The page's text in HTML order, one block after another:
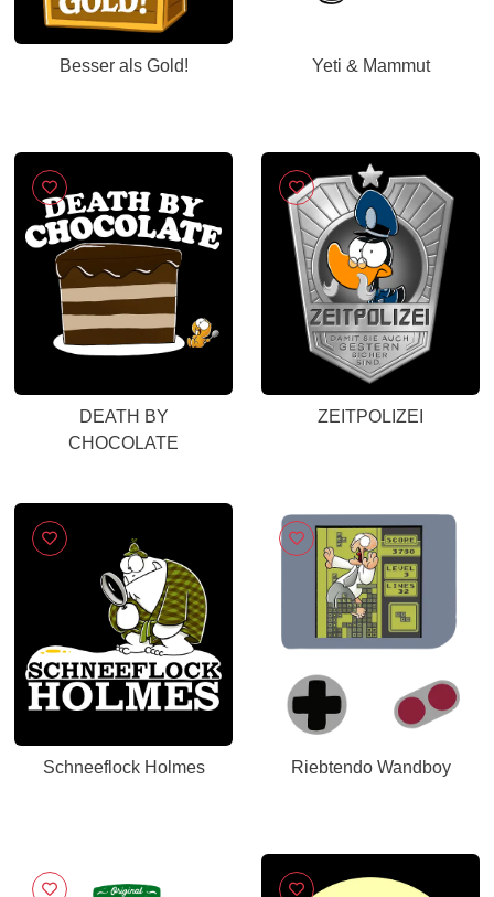
Besser als Gold! Yeti & Mammut
DEATH BY
CHOCOLATE
ZEITPOLIZEI
Schneeflock Holmes Riebtendo Wandboy